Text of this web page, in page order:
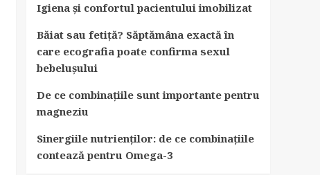
Igiena și confortul pacientului imobilizat
Băiat sau fetiță? Săptămâna exactă în
care ecografia poate confirma sexul
bebelușului
De ce combinațiile sunt importante pentru
magneziu
Sinergiile nutrienților: de ce combinațiile
contează pentru Omega-3